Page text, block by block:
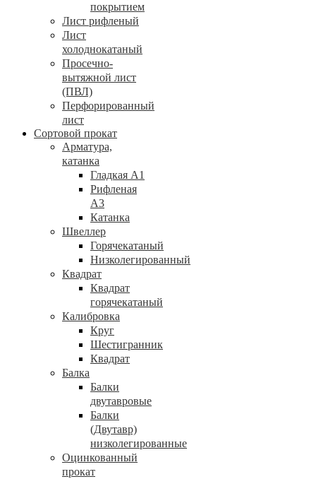
покрытием
Лист рифленый
Лист
холоднокатаный
Просечно-
вытяжной лист
(ПВЛ)
Перфорированный
лист
Сортовой прокат
Арматура,
катанка
Гладкая А1
Рифленая
А3
Катанка
Швеллер
Горячекатаный
Низколегированный
Квадрат
Квадрат
горячекатаный
Калибровка
Круг
Шестигранник
Квадрат
Балка
Балки
двутавровые
Балки
(Двутавр)
низколегированные
Оцинкованный
прокат